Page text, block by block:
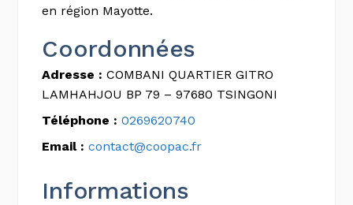
en région Mayotte.
Coordonnées
Adresse : COMBANI QUARTIER GITRO
LAMHAHJOU BP 79 – 97680 TSINGONI
Téléphone : 0269620740
Email : contact@coopac.fr
Informations